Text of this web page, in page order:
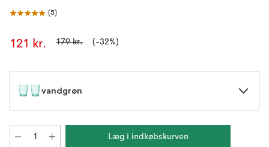
(5)
121 kr. 179 kr. (-32%)
vandgrøn
Læg i indkøbskurven